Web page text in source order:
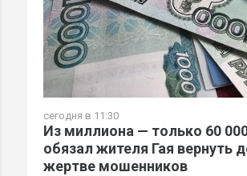
сегодня в 11:30
Из миллиона — только 60
обязал жителя Гая вернуть
жертве мошенников